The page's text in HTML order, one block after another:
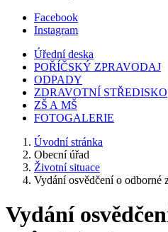
Facebook
Instagram
Úřední deska
POŘÍČSKÝ ZPRAVODAJ
ODPADY
ZDRAVOTNÍ STŘEDISKO
ZŠ A MŠ
FOTOGALERIE
Úvodní stránka
Obecní úřad
Životní situace
Vydání osvědčení o odborné
Vydání